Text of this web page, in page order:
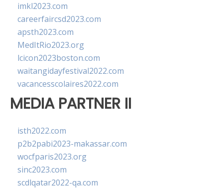
imkl2023.com
careerfaircsd2023.com
apsth2023.com
MedItRio2023.org
lcicon2023boston.com
waitangidayfestival2022.com
vacancesscolaires2022.com
MEDIA PARTNER II
isth2022.com
p2b2pabi2023-makassar.com
wocfparis2023.org
sinc2023.com
scdlqatar2022-qa.com